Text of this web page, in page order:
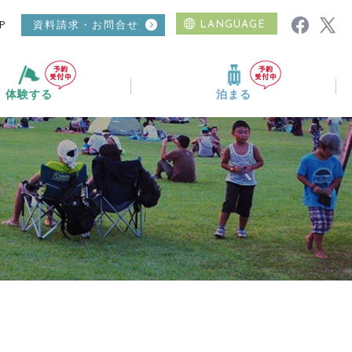
資料請求・お問合せ LANGUAGE
ムービーギャラリー
ニュース
泉
おすすめコース
日帰り入浴
体験する 泊まる